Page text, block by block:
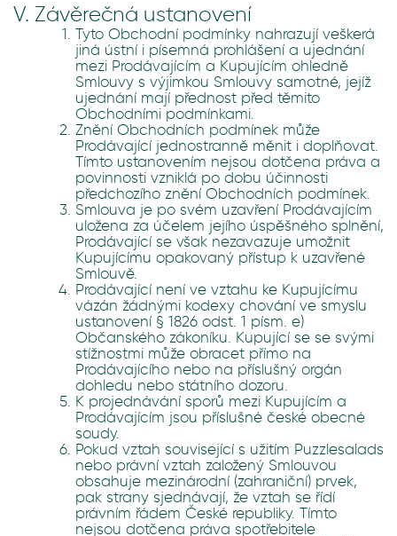
V. Závěrečná ustanovení
Tyto Obchodní podmínky nahrazují veškerá
jiná ústní i písemná prohlášení a ujednání
mezi Prodávajícím a Kupujícím ohledně
Smlouvy s výjimkou Smlouvy samotné, jejíž
ujednání mají přednost před těmito
Obchodními podmínkami.
Znění Obchodních podmínek může
Prodávající jednostranně měnit i doplňovat.
Tímto ustanovením nejsou dotčena práva a
povinnosti vzniklá po dobu účinnosti
předchozího znění Obchodních podmínek.
Smlouva je po svém uzavření Prodávajícím
uložena za účelem jejího úspěšného splnění,
Prodávající se však nezavazuje umožnit
Kupujícímu opakovaný přístup k uzavřené
Smlouvě.
Prodávající není ve vztahu ke Kupujícímu
vázán žádnými kodexy chování ve smyslu
ustanovení § 1826 odst. 1 písm. e)
Občanského zákoníku. Kupující se se svými
stížnostmi může obracet přímo na
Prodávajícího nebo na příslušný orgán
dohledu nebo státního dozoru.
K projednávání sporů mezi Kupujícím a
Prodávajícím jsou příslušné české obecné
soudy.
Pokud vztah související s užitím Puzzlesalads
nebo právní vztah založený Smlouvou
obsahuje mezinárodní (zahraniční) prvek,
pak strany sjednávají, že vztah se řídí
právním řádem České republiky. Tímto
nejsou dotčena práva spotřebitele